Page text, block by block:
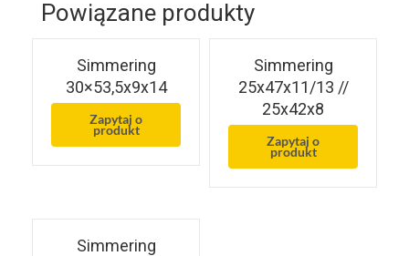
Powiązane produkty
Simmering
30×53,5x9x14
Zapytaj o
produkt
Simmering
25x47x11/13 //
25x42x8
Zapytaj o
produkt
Simmering